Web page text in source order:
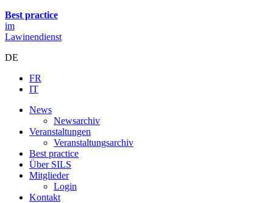
Best practice
im
Lawinendienst
DE
FR
IT
News
Newsarchiv
Veranstaltungen
Veranstaltungsarchiv
Best practice
Über SILS
Mitglieder
Login
Kontakt